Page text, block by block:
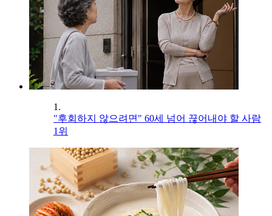
1.
"후회하지 않으려면" 60세 넘어 끊어내야 할 사람
1위